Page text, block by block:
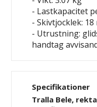
- Lastkapacitet
- Skivtjocklek: 18
- Utrustning:
handtag
Specifikationer
Tralla Bele,